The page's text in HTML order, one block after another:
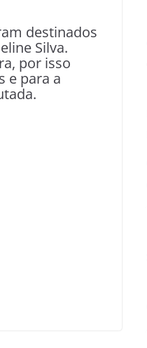
destinados
Silva.
por isso
e para a